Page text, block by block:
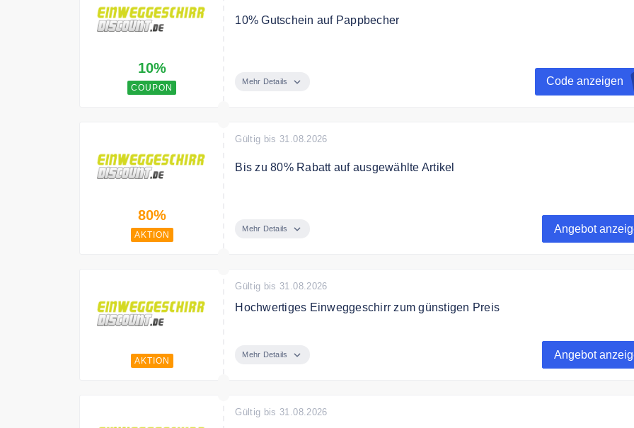
10%
COUPON
10% Gutschein auf Pappbecher
Bedingungen
Mehr Details Code anzeigen
80%
AKTION
Gültig bis 31.08.2026
Bis zu 80% Rabatt auf ausgewählte Artikel
Mehr Details Angebot
AKTION
Gültig bis 31.08.2026
Hochwertiges Einweggeschirr zum günstigen Preis
Mehr Details Angebot
Gültig bis 31.08.2026